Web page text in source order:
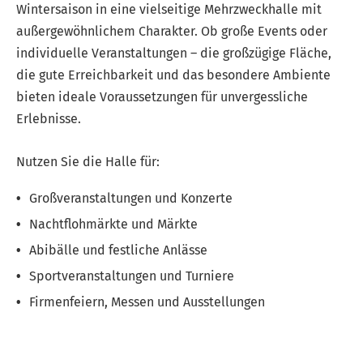
Wintersaison in eine vielseitige Mehrzweckhalle mit
außergewöhnlichem Charakter. Ob große Events oder
individuelle Veranstaltungen – die großzügige Fläche,
die gute Erreichbarkeit und das besondere Ambiente
bieten ideale Voraussetzungen für unvergessliche
Erlebnisse.
Nutzen Sie die Halle für:
Großveranstaltungen und Konzerte
Nachtflohmärkte und Märkte
Abibälle und festliche Anlässe
Sportveranstaltungen und Turniere
Firmenfeiern, Messen und Ausstellungen